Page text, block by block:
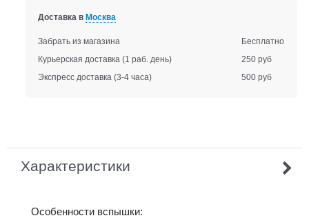
Доставка в Москва
Забрать из магазина
Бесплатно
Курьерская доставка (1 раб. день)
250 руб
Экспресс доставка (3-4 часа) 500 руб
Характеристики
Особенности вспышки: